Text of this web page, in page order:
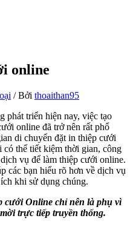
online
/ Bởi thoaithan95
phát triển hiện nay, việc tạo
online đã trở nên rất phổ
di chuyển đặt in thiệp cưới
có thể tiết kiệm thời gian, công
vụ để làm thiệp cưới online.
các bạn hiểu rõ hơn về dịch vụ
khi sử dụng chúng.
cưới Online chỉ nên là phụ vì
trực tiếp truyền thống.